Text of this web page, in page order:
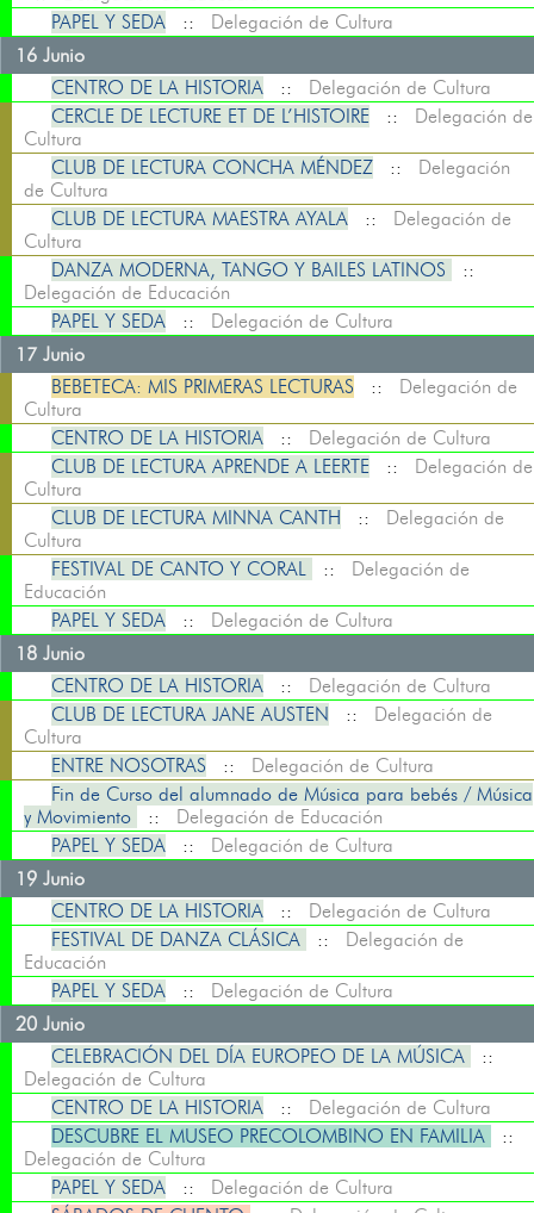
PAPEL Y SEDA :: Delegación de Cultura
16 Junio
CENTRO DE LA HISTORIA :: Delegación de Cultura
CERCLE DE LECTURE ET DE L’HISTOIRE :: Delegación de
Cultura
CLUB DE LECTURA CONCHA MÉNDEZ :: Delegación
de Cultura
CLUB DE LECTURA MAESTRA AYALA :: Delegación de
Cultura
DANZA MODERNA, TANGO Y BAILES LATINOS
::
Delegación de Educación
PAPEL Y SEDA :: Delegación de Cultura
17 Junio
BEBETECA: MIS PRIMERAS LECTURAS :: Delegación de
Cultura
CENTRO DE LA HISTORIA :: Delegación de Cultura
CLUB DE LECTURA APRENDE A LEERTE :: Delegación de
Cultura
CLUB DE LECTURA MINNA CANTH :: Delegación de
Cultura
FESTIVAL DE CANTO Y CORAL
:: Delegación de
Educación
PAPEL Y SEDA :: Delegación de Cultura
18 Junio
CENTRO DE LA HISTORIA :: Delegación de Cultura
CLUB DE LECTURA JANE AUSTEN :: Delegación de
Cultura
ENTRE NOSOTRAS :: Delegación de Cultura
Fin de Curso del alumnado de Música para bebés / Música
y Movimiento
:: Delegación de Educación
PAPEL Y SEDA :: Delegación de Cultura
19 Junio
CENTRO DE LA HISTORIA :: Delegación de Cultura
FESTIVAL DE DANZA CLÁSICA
:: Delegación de
Educación
PAPEL Y SEDA :: Delegación de Cultura
20 Junio
CELEBRACIÓN DEL DÍA EUROPEO DE LA MÚSICA
::
Delegación de Cultura
CENTRO DE LA HISTORIA :: Delegación de Cultura
DESCUBRE EL MUSEO PRECOLOMBINO EN FAMILIA
::
Delegación de Cultura
PAPEL Y SEDA :: Delegación de Cultura